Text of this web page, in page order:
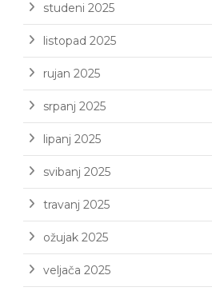
studeni 2025
listopad 2025
rujan 2025
srpanj 2025
lipanj 2025
svibanj 2025
travanj 2025
ožujak 2025
veljača 2025